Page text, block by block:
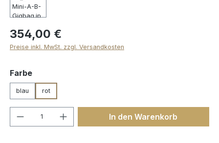
354,00 €
Preise inkl. MwSt. zzgl. Versandkosten
Farbeauswählen
blau rot
Produkt Anzahl: Gib denIn den Warenkorb